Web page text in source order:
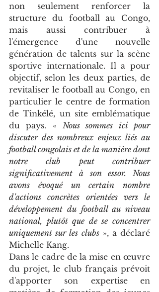
non seulement renforcer la
structure du football au Congo,
mais aussi contribuer à
l'émergence d'une nouvelle
génération de talents sur la scène
sportive internationale. Il a pour
objectif, selon les deux parties, de
revitaliser le football au Congo, en
particulier le centre de formation
de Tinkélé, un site emblématique
du pays. « Nous sommes ici pour
discuter des nombreux enjeux liés au
football congolais et de la manière dont
notre club peut contribuer
significativement à son essor. Nous
avons évoqué un certain nombre
d'actions concrètes orientées vers le
développement du football au niveau
national, plutôt que de se concentrer
uniquement sur les clubs », a déclaré
Michelle Kang.
Dans le cadre de la mise en œuvre
du projet, le club français prévoit
d'apporter son expertise en